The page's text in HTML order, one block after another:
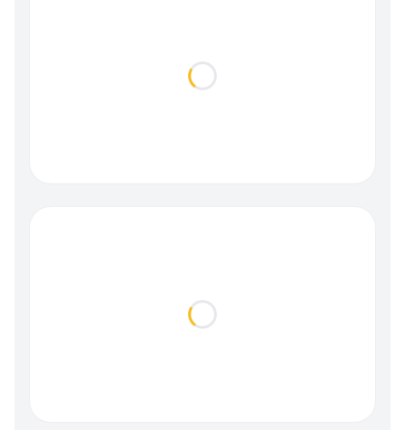
Loading...
Loading...